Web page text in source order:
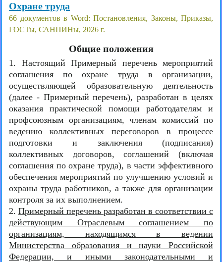
Охране труда
66 документов в Word: Постановления, Законы, Приказы,
ГОСТы, САНПИНы, 2026 г.
Общие положения
1. Настоящий Примерный перечень мероприятий
соглашения по охране труда в организации,
осуществляющей образовательную деятельность
(далее - Примерный перечень), разработан в целях
оказания практической помощи работодателям и
профсоюзным организациям, членам комиссий по
ведению коллективных переговоров в процессе
подготовки и заключения (подписания)
коллективных договоров, соглашений (включая
соглашения по охране труда), в части эффективного
обеспечения мероприятий по улучшению условий и
охраны труда работников, а также для организации
контроля за их выполнением.
2. Примерный перечень разработан в соответствии с
действующим Отраслевым соглашением по
организациям, находящимся в ведении
Министерства образования и науки Российской
Федерации, и иными законодательными и